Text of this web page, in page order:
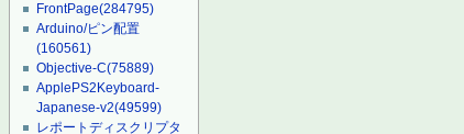
FrontPage(284795)
Arduino/ピン配置
(160561)
Objective-C(75889)
ApplePS2Keyboard-
Japanese-v2(49599)
レポートディスクリプタ